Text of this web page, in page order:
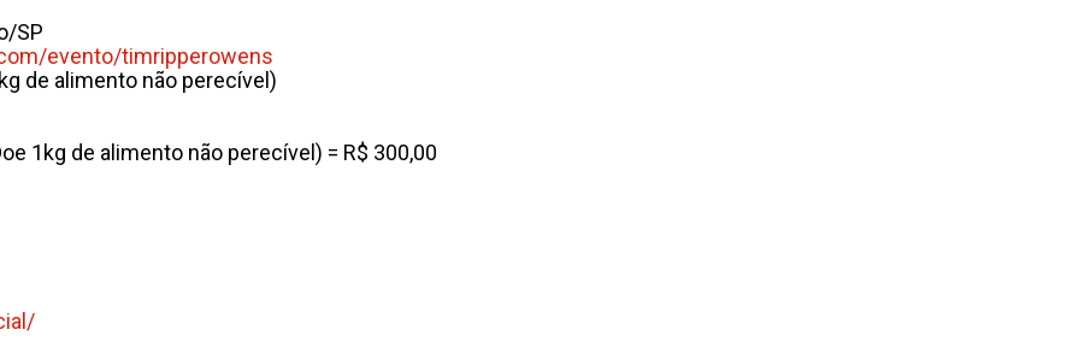
SP
evento/timripperowens
de alimento não perecível)
1kg de alimento não perecível) = R$ 300,00